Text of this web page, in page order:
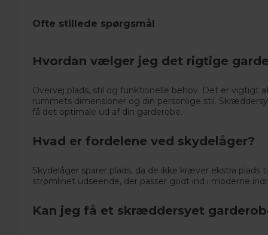
Ofte stillede spørgsmål
Hvordan vælger jeg det rigtige
Overvej plads, stil og funktionelle behov. Det er vigtigt
rummets dimensioner og din personlige stil.
få det optimale ud af din garderobe.
Hvad er fordelene ved skydelåger?
Skydelåger sparer plads, da de ikke kræver ekstra
strømlinet udseende, der passer godt ind i moderne
Kan jeg få et skræddersyet